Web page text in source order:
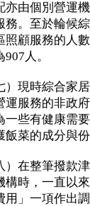
亦由個別營運
務。至於輪候
照顧服務的人
907人。
）現時綜合家
運服務的非政
一些有健康需
飯菜的成分與
）在整筆撥款
構時，一直以
用」一項作出